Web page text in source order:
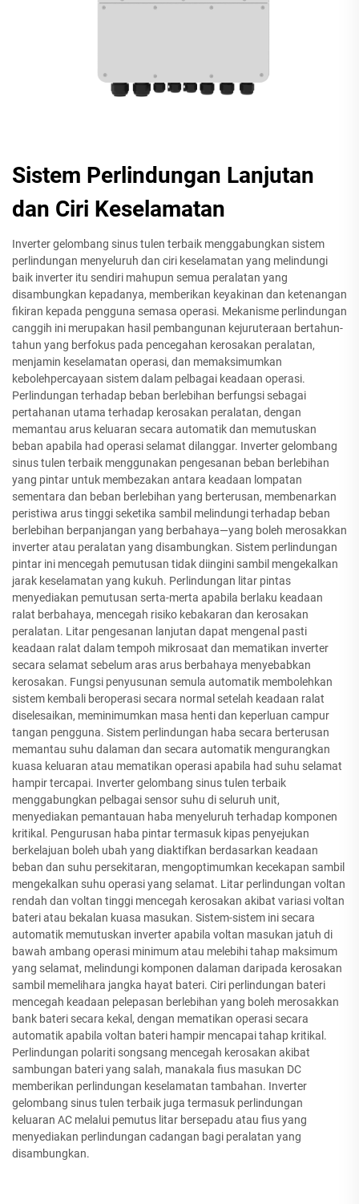
Sistem Perlindungan Lanjutan
dan Ciri Keselamatan
Inverter gelombang sinus tulen terbaik menggabungkan sistem
perlindungan menyeluruh dan ciri keselamatan yang melindungi
baik inverter itu sendiri mahupun semua peralatan yang
disambungkan kepadanya, memberikan keyakinan dan ketenangan
fikiran kepada pengguna semasa operasi. Mekanisme perlindungan
canggih ini merupakan hasil pembangunan kejuruteraan bertahun-
tahun yang berfokus pada pencegahan kerosakan peralatan,
menjamin keselamatan operasi, dan memaksimumkan
kebolehpercayaan sistem dalam pelbagai keadaan operasi.
Perlindungan terhadap beban berlebihan berfungsi sebagai
pertahanan utama terhadap kerosakan peralatan, dengan
memantau arus keluaran secara automatik dan memutuskan
beban apabila had operasi selamat dilanggar. Inverter gelombang
sinus tulen terbaik menggunakan pengesanan beban berlebihan
yang pintar untuk membezakan antara keadaan lompatan
sementara dan beban berlebihan yang berterusan, membenarkan
peristiwa arus tinggi seketika sambil melindungi terhadap beban
berlebihan berpanjangan yang berbahaya—yang boleh merosakkan
inverter atau peralatan yang disambungkan. Sistem perlindungan
pintar ini mencegah pemutusan tidak diingini sambil mengekalkan
jarak keselamatan yang kukuh. Perlindungan litar pintas
menyediakan pemutusan serta-merta apabila berlaku keadaan
ralat berbahaya, mencegah risiko kebakaran dan kerosakan
peralatan. Litar pengesanan lanjutan dapat mengenal pasti
keadaan ralat dalam tempoh mikrosaat dan mematikan inverter
secara selamat sebelum aras arus berbahaya menyebabkan
kerosakan. Fungsi penyusunan semula automatik membolehkan
sistem kembali beroperasi secara normal setelah keadaan ralat
diselesaikan, meminimumkan masa henti dan keperluan campur
tangan pengguna. Sistem perlindungan haba secara berterusan
memantau suhu dalaman dan secara automatik mengurangkan
kuasa keluaran atau mematikan operasi apabila had suhu selamat
hampir tercapai. Inverter gelombang sinus tulen terbaik
menggabungkan pelbagai sensor suhu di seluruh unit,
menyediakan pemantauan haba menyeluruh terhadap komponen
kritikal. Pengurusan haba pintar termasuk kipas penyejukan
berkelajuan boleh ubah yang diaktifkan berdasarkan keadaan
beban dan suhu persekitaran, mengoptimumkan kecekapan sambil
mengekalkan suhu operasi yang selamat. Litar perlindungan voltan
rendah dan voltan tinggi mencegah kerosakan akibat variasi voltan
bateri atau bekalan kuasa masukan. Sistem-sistem ini secara
automatik memutuskan inverter apabila voltan masukan jatuh di
bawah ambang operasi minimum atau melebihi tahap maksimum
yang selamat, melindungi komponen dalaman daripada kerosakan
sambil memelihara jangka hayat bateri. Ciri perlindungan bateri
mencegah keadaan pelepasan berlebihan yang boleh merosakkan
bank bateri secara kekal, dengan mematikan operasi secara
automatik apabila voltan bateri hampir mencapai tahap kritikal.
Perlindungan polariti songsang mencegah kerosakan akibat
sambungan bateri yang salah, manakala fius masukan DC
memberikan perlindungan keselamatan tambahan. Inverter
gelombang sinus tulen terbaik juga termasuk perlindungan
keluaran AC melalui pemutus litar bersepadu atau fius yang
menyediakan perlindungan cadangan bagi peralatan yang
disambungkan.